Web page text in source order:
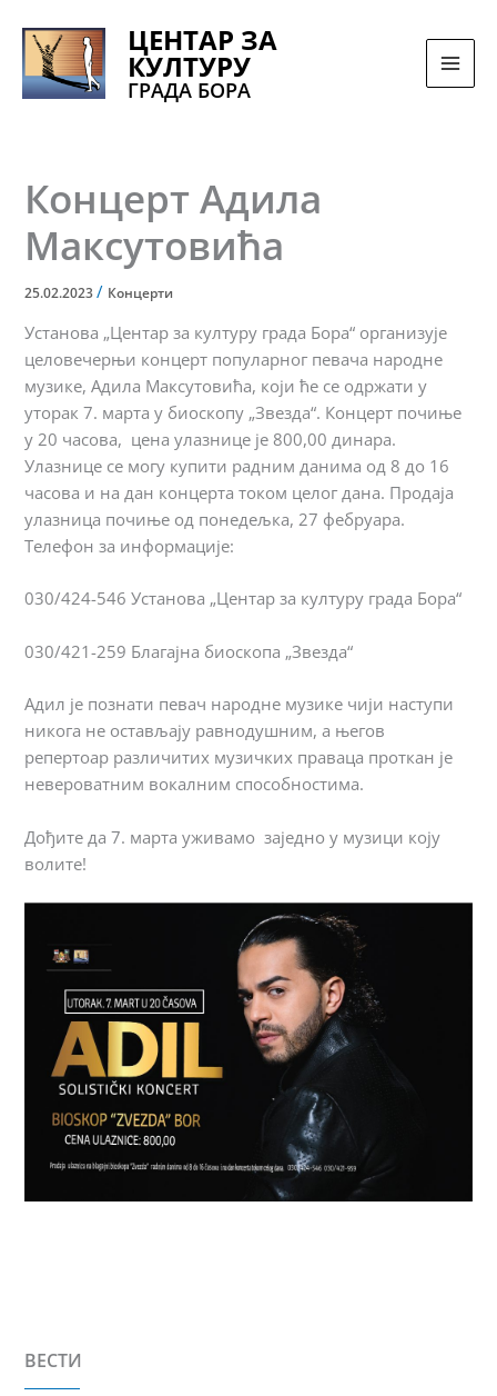
sadržaj
ЦЕНТАР ЗА
КУЛТУРУ
ГРАДА БОРА
Концерт Адила
Максутовића
25.02.2023/ Концерти
Установа „Центар за културу града Бора“ организује
целовечерњи концерт популарног певача народне
музике, Адила Максутовића, који ће се одржати у
уторак 7. марта у биоскопу „Звезда“. Концерт почиње
у 20 часова, цена улазнице је 800,00 динара.
Улазнице се могу купити радним данима од 8 до 16
часова и на дан концерта током целог дана. Продаја
улазница почиње од понедељка, 27 фебруара.
Телефон за информације:
030/424-546 Установа „Центар за културу града Бора“
030/421-259 Благајна биоскопа „Звезда“
Адил је познати певач народне музике чији наступи
никога не остављају равнодушним, а његов
репертоар различитих музичких праваца проткан је
невероватним вокалним способностима.
Дођите да 7. марта уживамо заједно у музици коју
волите!
ВЕСТИ